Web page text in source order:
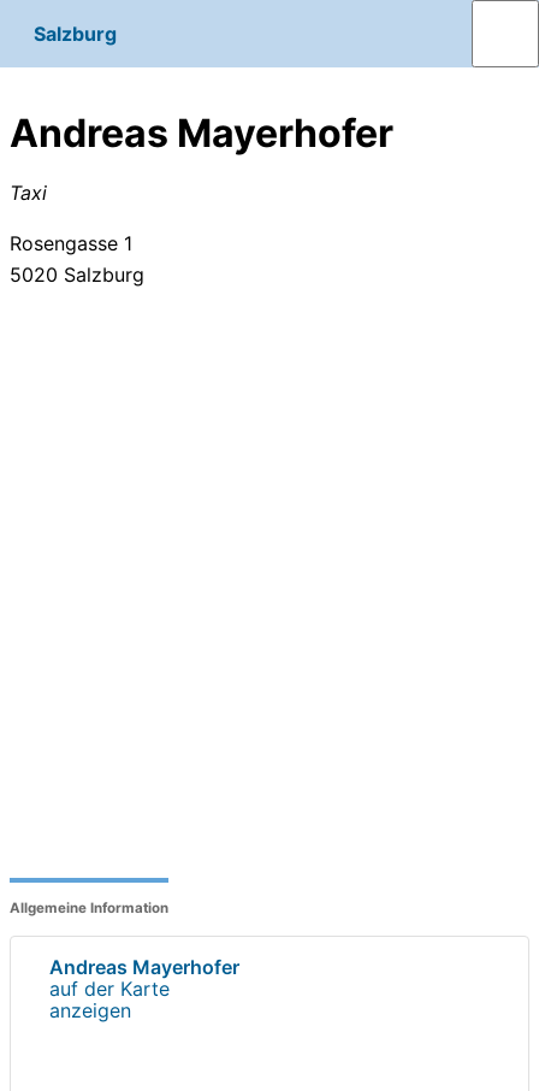
Salzburg
Andreas Mayerhofer
Taxi
Rosengasse 1
5020 Salzburg
Allgemeine Information
Andreas Mayerhofer
auf der Karte
anzeigen